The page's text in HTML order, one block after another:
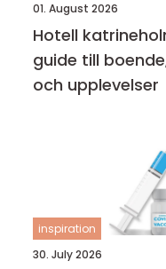
01. August 2026
Hotell katrineholm
guide till
och upplevelser
inspiration
30. July 2026